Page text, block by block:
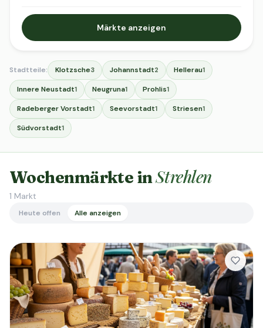
Märkte anzeigen
Stadtteile: Klotzsche3 Johannstadt2 Hellerau1
Innere Neustadt1 Neugruna1 Prohlis1
Radeberger Vorstadt1 Seevorstadt1 Striesen1
Südvorstadt1
Wochenmärkte inStrehlen
1 Markt
Heute offen Alle anzeigen